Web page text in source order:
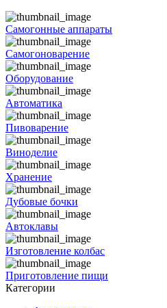
Самогонные аппараты
Самогоноварение
Оборудование
Автоматика
Пивоварение
Виноделие
Хранение
Дубовые бочки
Автоклавы
Изготовление колбас
Приготовление пищи
Категории